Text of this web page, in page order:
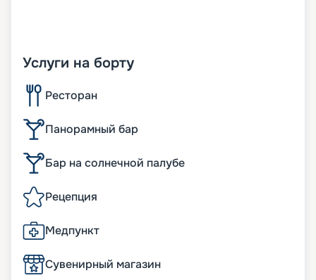
Услуги на борту
Ресторан
Панорамный бар
Бар на солнечной палубе
Рецепция
Медпункт
Сувенирный магазин